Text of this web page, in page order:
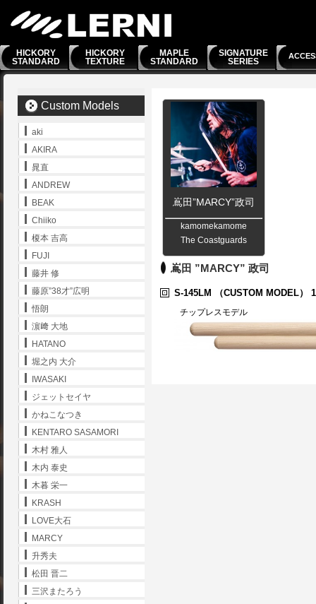
HICKORY
STANDARD
HICKORY
TEXTURE
MAPLE
STANDARD
SIGNATURE
SERIES
嶌田”MARCY”政司
kamomekamome
The Coastguards
嶌田 ”MARCY” 政司
S-145LM （CUSTOM MODEL）
チップレスモデル
Custom Models
aki
AKIRA
晁直
ANDREW
BEAK
Chiiko
榎本 吉高
FUJI
藤井 修
藤原”38才”広明
悟朗
濵﨑 大地
HATANO
堀之内 大介
IWASAKI
ジェットセイヤ
かねこなつき
KENTARO SASAMORI
木村 雅人
木内 泰史
木暮 栄一
KRASH
LOVE大石
MARCY
升秀夫
松田 晋二
三沢またろう